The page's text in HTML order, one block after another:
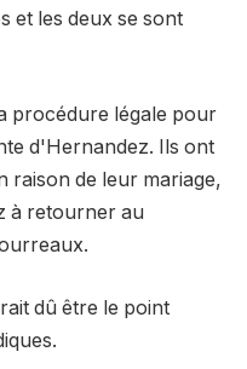
et les deux se sont
procédure légale pour
d'Hernandez. Ils ont
raison de leur mariage,
à retourner au
dû être le point